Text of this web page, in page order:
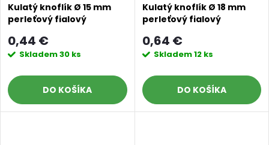
Kulatý knoflík Ø 15 mm
perleťový fialový
0,44 €
Skladem30 ks
DO KOŠÍKA
Kulatý knoflík Ø 18 mm
perleťový fialový
0,64 €
Skladem12 ks
DO KOŠÍKA